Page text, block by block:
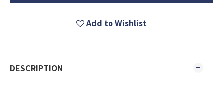
Add to Wishlist
DESCRIPTION